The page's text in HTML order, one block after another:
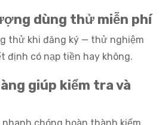
dùng thử miễn phí
thử khi đăng ký — thử nghiệm
định có nạp tiền hay không.
giúp kiểm tra và